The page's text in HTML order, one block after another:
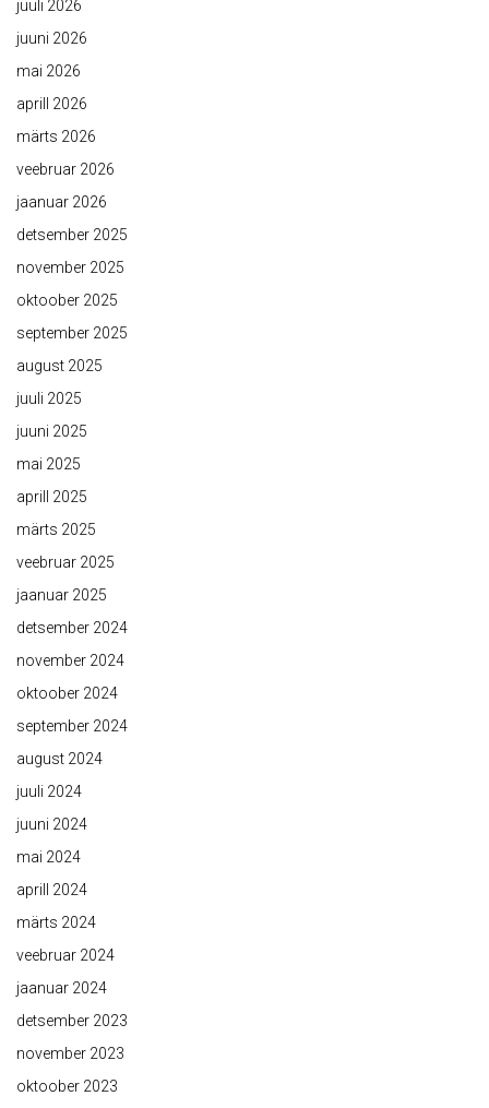
juuli 2026
juuni 2026
mai 2026
aprill 2026
märts 2026
veebruar 2026
jaanuar 2026
detsember 2025
november 2025
oktoober 2025
september 2025
august 2025
juuli 2025
juuni 2025
mai 2025
aprill 2025
märts 2025
veebruar 2025
jaanuar 2025
detsember 2024
november 2024
oktoober 2024
september 2024
august 2024
juuli 2024
juuni 2024
mai 2024
aprill 2024
märts 2024
veebruar 2024
jaanuar 2024
detsember 2023
november 2023
oktoober 2023